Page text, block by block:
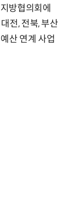
방협의회에
전, 전북, 부산
산 연계 사업